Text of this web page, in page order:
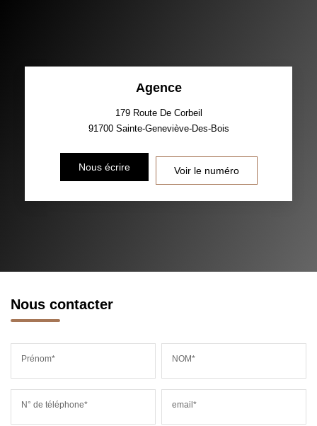
PART DES MÉNAGES SANS
VOITURE
ECOLES ET CRÈCHES
Agence
179 Route De Corbeil
91700 Sainte-Geneviève-Des-Bois
Nous écrire Voir le numéro
Nous contacter
Prénom* NOM*
N° de téléphone* email*